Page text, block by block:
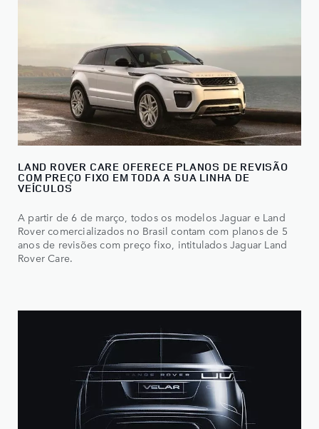
LAND ROVER CARE OFERECE PLANOS DE REVISÃO
COM PREÇO FIXO EM TODA A SUA LINHA DE
VEÍCULOS
​A partir de 6 de março, todos os modelos Jaguar e Land
Rover comercializados no Brasil contam com planos de 5
anos de revisões com preço fixo, intitulados Jaguar Land
Rover Care.